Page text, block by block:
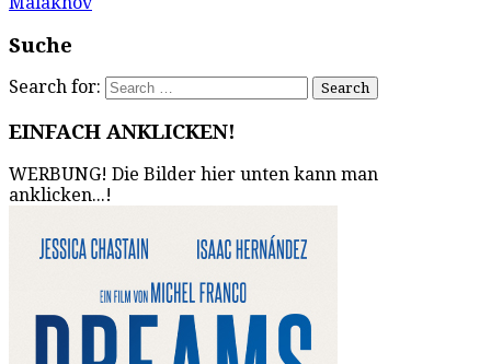
Suche
Search for:
EINFACH ANKLICKEN!
WERBUNG! Die Bilder hier unten kann man
anklicken...!